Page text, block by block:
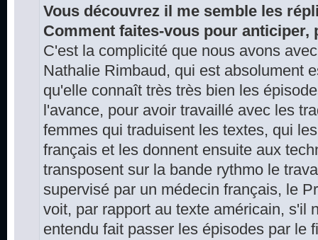
Vous découvrez il me semble les
Comment faites-vous pour anticiper,
C'est la complicité que nous avons
Nathalie Rimbaud, qui est absolument
qu'elle connaît très très bien les
l'avance, pour avoir travaillé avec les
femmes qui traduisent les textes, qui
français et les donnent ensuite aux
transposent sur la bande rythmo le
supervisé par un médecin français, le
voit, par rapport au texte américain, s'il
entendu fait passer les épisodes par le